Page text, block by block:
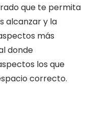
que te permita
alcanzar y la
más
donde
los que
correcto.